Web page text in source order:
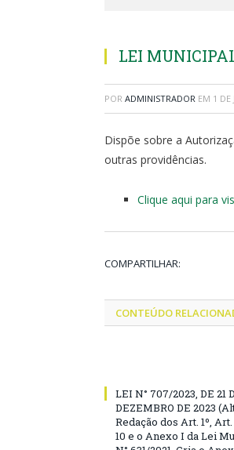
LEI
POR ADMINISTRADOR EM 1 DE
Dispõe sobre a
outras providências.
Clique aqui para
COMPARTILHAR:
CONTEÚDO
LEI N° 707/2023, DE 21
DEZEMBRO DE 2023
Redação dos Art. 1º, Art.
10 e o Anexo I da Lei